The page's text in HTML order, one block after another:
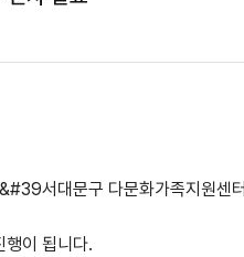
서대문구 다문화가족지원센
행이 됩니다.